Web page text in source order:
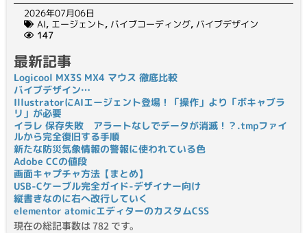
2026年07月06日
AI, エージェント, バイブコーディング, バイブデザイン
147
最新記事
Logicool MX3S MX4 マウス 徹底比較
バイブデザイン…
IllustratorにAIエージェント登場！「操作」より「ボキャブラ
リ」が必要
イラレ 保存失敗 アラートなしでデータが消滅！？.tmpファイ
ルから完全復旧する手順
新たな防災気象情報の警報に使われている色
Adobe CCの値段
画面キャプチャ方法【まとめ】
USB-Cケーブル完全ガイド-デザイナー向け
縦書きなのに右へ改行していく
elementor atomicエディターのカスタムCSS
現在の総記事数は 782 です。